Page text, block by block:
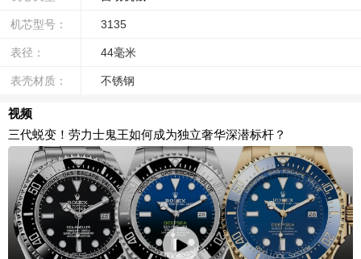
机芯型号： 3135
表径： 44毫米
表壳材质： 不锈钢
视频
三代蜕变！劳力士鬼王如何成为独立奢华深潜标杆？